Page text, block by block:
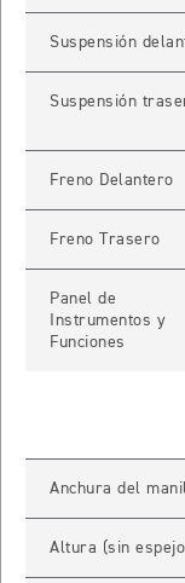
TIGER SPORT
Precio
NEWTIGER
TIGER 850
Precio
Suspensión
Suspensión
Freno Delantero
Freno Trasero
Panel de
Instrumentos y
Funciones
Anchura del
Altura (sin